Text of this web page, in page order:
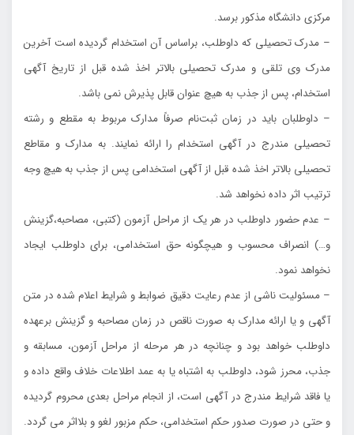
مركزي دانشگاه مذكور برسد.
– مدرك تحصيلي كه داوطلب، براساس آن استخدام گرديده است آخرين
مدرك وي تلقي و مدرك تحصيلي بالاتر اخذ شده قبل از تاريخ آگهي
استخدام، پس از جذب به هيچ عنوان قابل پذيرش نمي باشد.
– داوطلبان بايد در زمان ثبت‌نام صرفاً مدارك مربوط به مقطع و رشته
تحصيلي مندرج در آگهي استخدام را ارائه نمايند. به مدارك و مقاطع
تحصيلي بالاتر اخذ شده قبل از آگهي استخدامي پس از جذب به هيچ وجه
ترتيب اثر داده نخواهد شد.
– عدم حضور داوطلب در هر يك از مراحل آزمون (كتبي، مصاحبه،گزينش
و…) انصراف محسوب و هيچگونه حق استخدامي، براي داوطلب ايجاد
نخواهد نمود.
– مسئوليت ناشي از عدم رعايت دقيق ضوابط و شرايط اعلام شده در متن
آگهي و يا ارائه مدارك به صورت ناقص در زمان مصاحبه و گزينش برعهده
داوطلب خواهد بود و چنانچه در هر مرحله از مراحل آزمون، مسابقه و
جذب، محرز شود، داوطلب به اشتباه يا به عمد اطلاعات خلاف واقع داده و
يا فاقد شرايط مندرج در آگهي است، از انجام مراحل بعدي محروم گرديده
و حتي در صورت صدور حكم استخدامي، حكم مزبور لغو و بلااثر مي گردد.